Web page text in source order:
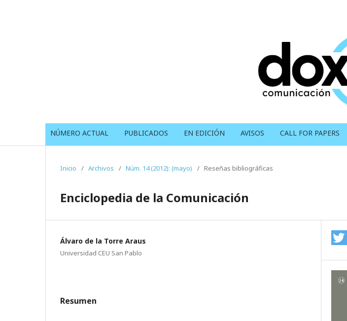
NÚMERO ACTUAL PUBLICADOS EN EDICIÓN AVISOS CALL FOR PAPERS
Inicio / Archivos / Núm. 14 (2012): (mayo) / Reseñas bibliográficas
Enciclopedia de la Comunicación
Álvaro de la Torre Araus
Universidad CEU San Pablo
Resumen